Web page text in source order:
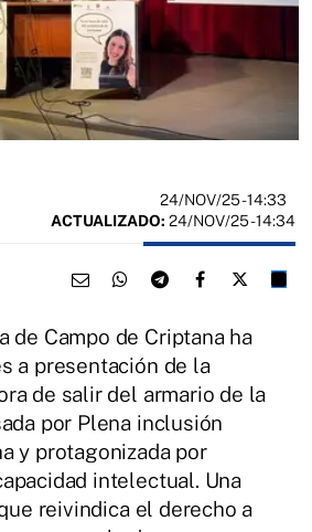
24/NOV/25- 14:33
ACTUALIZADO: 24/NOV/25 - 14:34
de Campo de Criptana ha
a presentación de la
de salir del armario de la
por Plena inclusión
y protagonizada por
intelectual. Una
reivindica el derecho a